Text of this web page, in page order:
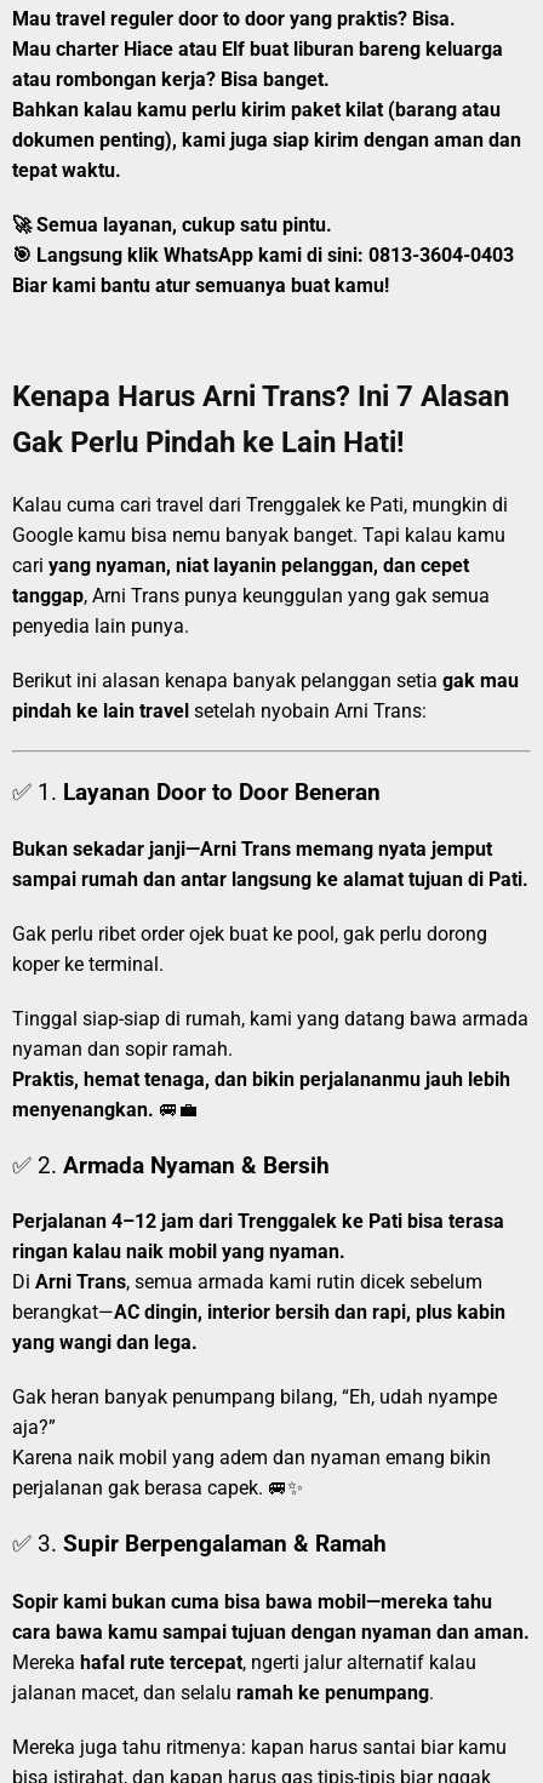
Mau travel reguler door to door yang praktis? Bisa.
Mau charter Hiace atau Elf buat liburan bareng keluarga
atau rombongan kerja? Bisa banget.
Bahkan kalau kamu perlu kirim paket kilat (barang atau
dokumen penting), kami juga siap kirim dengan aman dan
tepat waktu.
🚀 Semua layanan, cukup satu pintu.
🎯 Langsung klik WhatsApp kami di sini: 0813-3604-0403
Biar kami bantu atur semuanya buat kamu!
Kenapa Harus Arni Trans? Ini 7 Alasan
Gak Perlu Pindah ke Lain Hati!
Kalau cuma cari travel dari Trenggalek ke Pati, mungkin di
Google kamu bisa nemu banyak banget. Tapi kalau kamu
cari yang nyaman, niat layanin pelanggan, dan cepet
tanggap, Arni Trans punya keunggulan yang gak semua
penyedia lain punya.
Berikut ini alasan kenapa banyak pelanggan setia gak mau
pindah ke lain travel setelah nyobain Arni Trans:
✅ 1. Layanan Door to Door Beneran
Bukan sekadar janji—Arni Trans memang nyata jemput
sampai rumah dan antar langsung ke alamat tujuan di Pati.
Gak perlu ribet order ojek buat ke pool, gak perlu dorong
koper ke terminal.
Tinggal siap-siap di rumah, kami yang datang bawa armada
nyaman dan sopir ramah.
Praktis, hemat tenaga, dan bikin perjalananmu jauh lebih
menyenangkan. 🚐💼
✅ 2. Armada Nyaman & Bersih
Perjalanan 4–12 jam dari Trenggalek ke Pati bisa terasa
ringan kalau naik mobil yang nyaman.
Di Arni Trans, semua armada kami rutin dicek sebelum
berangkat—AC dingin, interior bersih dan rapi, plus kabin
yang wangi dan lega.
Gak heran banyak penumpang bilang, “Eh, udah nyampe
aja?”
Karena naik mobil yang adem dan nyaman emang bikin
perjalanan gak berasa capek. 🚐✨
✅ 3. Supir Berpengalaman & Ramah
Sopir kami bukan cuma bisa bawa mobil—mereka tahu
cara bawa kamu sampai tujuan dengan nyaman dan aman.
Mereka hafal rute tercepat, ngerti jalur alternatif kalau
jalanan macet, dan selalu ramah ke penumpang.
Mereka juga tahu ritmenya: kapan harus santai biar kamu
bisa istirahat, dan kapan harus gas tipis-tipis biar nggak